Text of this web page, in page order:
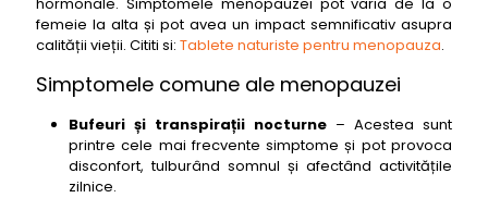
femeie la alta și pot avea un impact semnificativ asupra
calității vieții. Cititi si: Tablete naturiste pentru menopauza.
Simptomele comune ale menopauzei
Bufeuri și transpirații nocturne – Acestea sunt
printre cele mai frecvente simptome și pot provoca
disconfort, tulburând somnul și afectând activitățile
zilnice.